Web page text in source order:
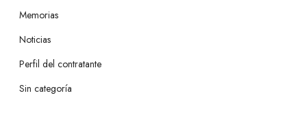
Memorias
Noticias
Perfil del contratante
Sin categoría